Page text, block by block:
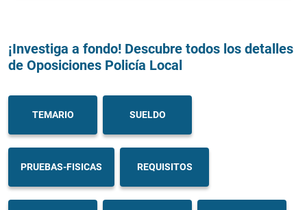
¡Investiga a fondo! Descubre todos los detalles
de Oposiciones Policía Local
TEMARIO SUELDO
PRUEBAS-FISICAS REQUISITOS